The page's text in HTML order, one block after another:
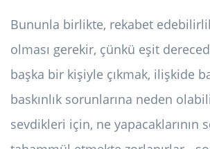
Bununla birlikte, rekabet
olması gerekir, çünkü eşit
başka bir kişiyle çıkmak, ilişkide
baskınlık sorunlarına neden
sevdikleri için, ne yapacaklarının